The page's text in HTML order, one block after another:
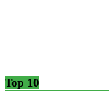
Top 10